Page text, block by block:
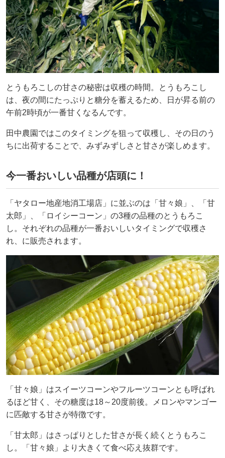
とうもろこしの甘さの秘密は収穫の時間。とうもろこし
は、夜の間にたっぷりと糖分を蓄えるため、日が昇る前の
午前2時頃が一番甘くなるんです。
田中農園ではこのタイミングを狙って収穫し、その日のう
ちに出荷することで、みずみずしさと甘さが楽しめます。
今一番おいしい品種が店頭に！
「ヤタロー地産地消工場店」に並ぶのは「甘々娘」、「甘
太郎」、「ロイシーコーン」の3種の品種のとうもろこ
し。それぞれの品種が一番おいしいタイミングで収穫さ
れ、に販売されます。
「甘々娘」はスイーツコーンやフルーツコーンとも呼ばれ
るほど甘く、その糖度は18～20度前後。メロンやマンゴー
に匹敵する甘さが特徴です。
「甘太郎」はさっぱりとした甘さが長く続くとうもろこ
し。「甘々娘」より大きくて食べ応え抜群です。